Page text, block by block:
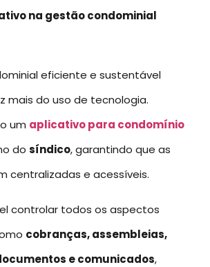
na gestão condominial
eficiente e sustentável
mais do uso de tecnologia.
um aplicativo para condomínio
do síndico, garantindo que as
centralizadas e acessíveis.
controlar todos os aspectos
cobranças, assembleias,
e comunicados,